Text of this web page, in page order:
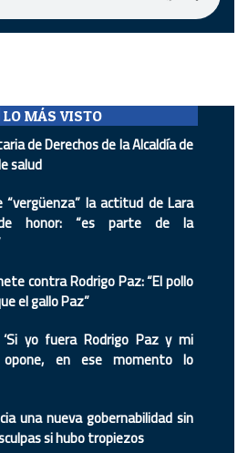
LO MÁS VISTO
de Derechos de la Alcaldía de
salud
la actitud de Lara
honor: “es parte de la
contra Rodrigo Paz: “El pollo
el gallo Paz”
yo fuera Rodrigo Paz y mi
en ese momento lo
una nueva gobernabilidad sin
si hubo tropiezos